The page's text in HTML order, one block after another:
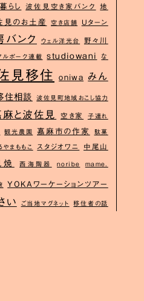
らし 波佐見空き家バンク 地
見のお土産 空き店舗 Uターン
バンク ウェル洋光台 野々川
ルポーク連載 studiowani な
見移住 oniwa
みん
住相談 波佐見町地域おこし協力
麻と波佐見 空き家 子連れ
観光農園 嘉麻市の作家 駄菓
やまももこ スタジオワニ 中尾山
焼 西海陶器 noribe mame.
YOKAワーケーションツアー
い ご当地マグネット 移住者の話